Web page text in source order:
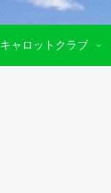
キャロットクラブ